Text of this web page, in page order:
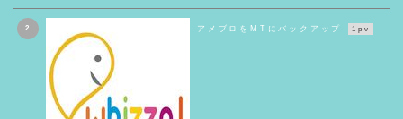
2 アメブロをMTにバックアップ 1pv